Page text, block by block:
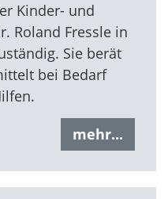
Kinder- und
Roland Fressle in
Sie berät
bei Bedarf
mehr...